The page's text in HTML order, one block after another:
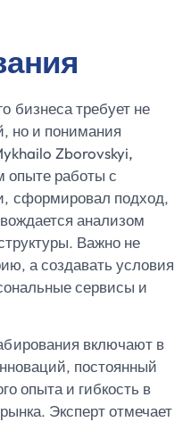
бизнеса требует не
но и понимания
Zborovskyi,
опыте работы с
сформировал подход,
анализом
Важно не
а создавать условия
сервисы и
включают в
постоянный
опыта и гибкость в
Эксперт отмечает